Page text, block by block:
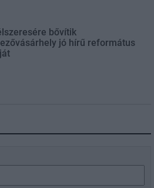
bővítik
jó hírű református